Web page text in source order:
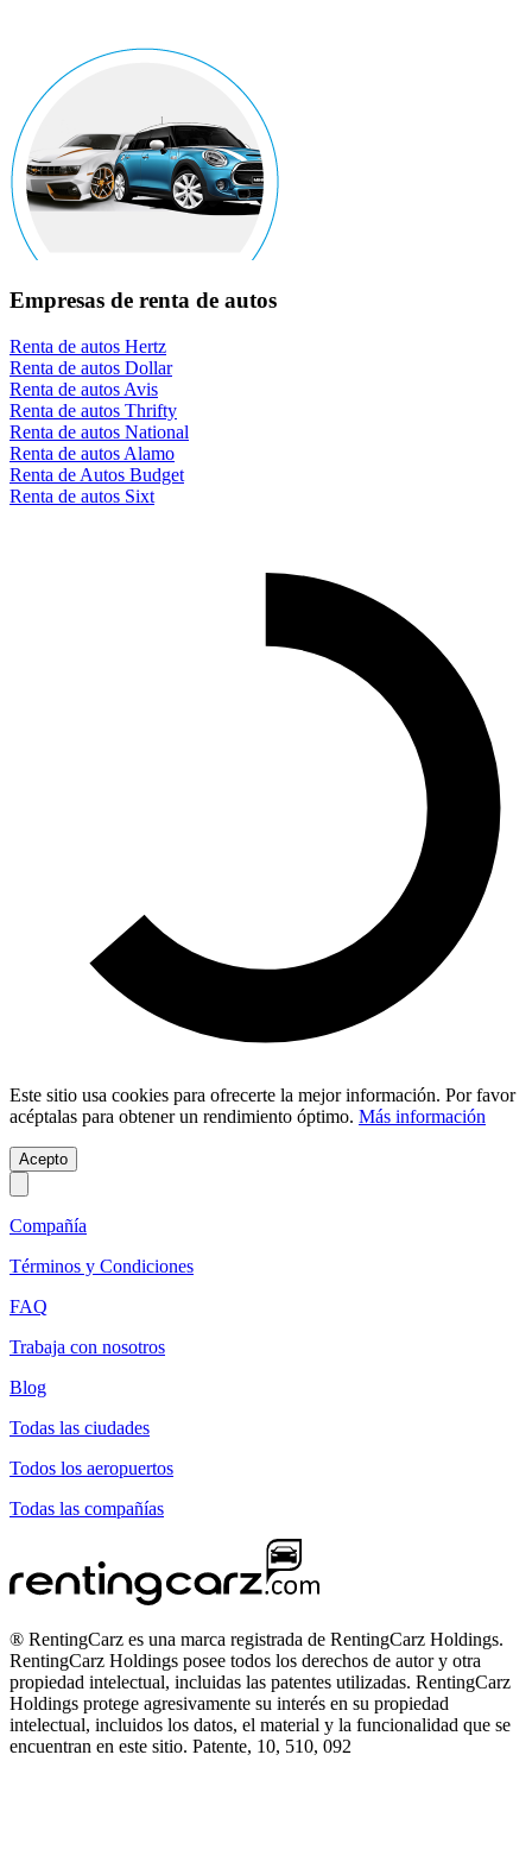
Empresas de renta de autos
Renta de autos Hertz
Renta de autos Dollar
Renta de autos Avis
Renta de autos Thrifty
Renta de autos National
Renta de autos Alamo
Renta de Autos Budget
Renta de autos Sixt
Este sitio usa cookies para ofrecerte la mejor información. Por favor
acéptalas para obtener un rendimiento óptimo. Más información
Acepto
Compañía
Términos y Condiciones
FAQ
Trabaja con nosotros
Blog
Todas las ciudades
Todos los aeropuertos
Todas las compañías
® RentingCarz es una marca registrada de RentingCarz Holdings.
RentingCarz Holdings posee todos los derechos de autor y otra
propiedad intelectual, incluidas las patentes utilizadas. RentingCarz
Holdings protege agresivamente su interés en su propiedad
intelectual, incluidos los datos, el material y la funcionalidad que se
encuentran en este sitio. Patente, 10, 510, 092